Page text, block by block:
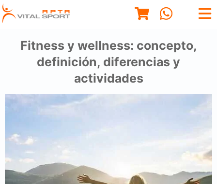
Fitness y wellness: concepto,
definición, diferencias y
actividades